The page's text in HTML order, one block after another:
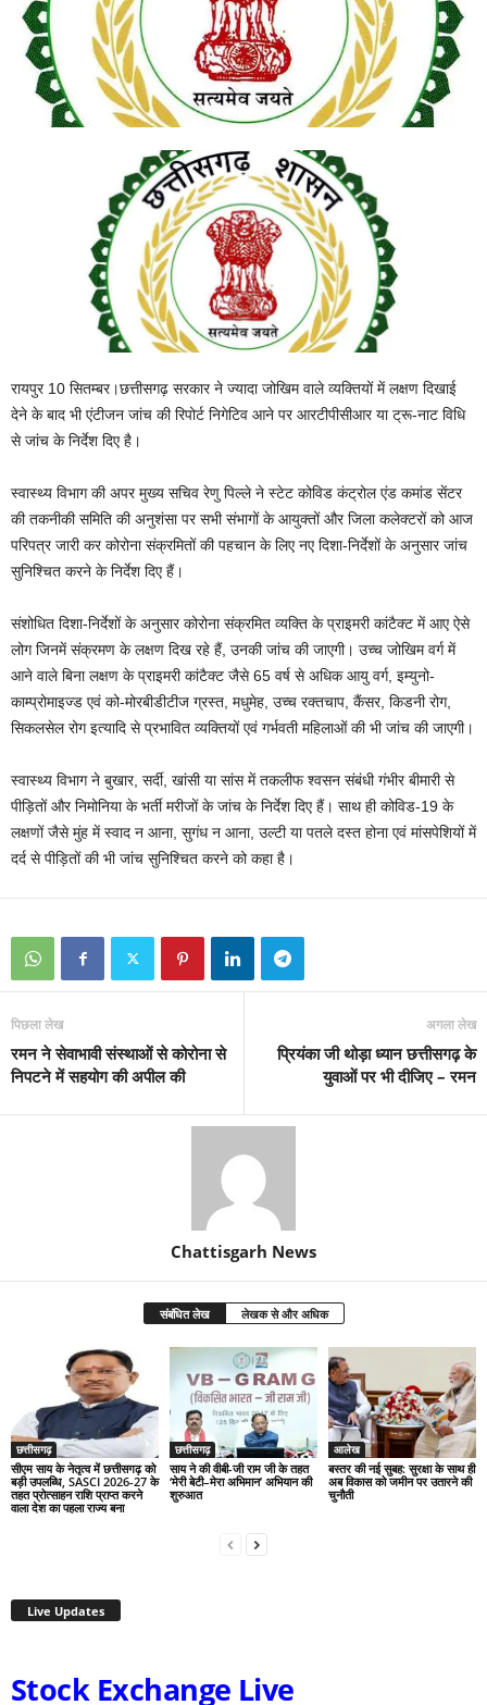
रायपुर 10 सितम्बर।छत्तीसगढ़ सरकार ने ज्यादा जोखिम वाले व्यक्तियों में लक्षण दिखाई
देने के बाद भी एंटीजन जांच की रिपोर्ट निगेटिव आने पर आरटीपीसीआर या ट्रू-नाट विधि
से जांच के निर्देश दिए है।
स्वास्थ्य विभाग की अपर मुख्य सचिव रेणु पिल्ले ने स्टेट कोविड कंट्रोल एंड कमांड सेंटर
की तकनीकी समिति की अनुशंसा पर सभी संभागों के आयुक्तों और जिला कलेक्टरों को आज
परिपत्र जारी कर कोरोना संक्रमितों की पहचान के लिए नए दिशा-निर्देशों के अनुसार जांच
सुनिश्चित करने के निर्देश दिए हैं।
संशोधित दिशा-निर्देशों के अनुसार कोरोना संक्रमित व्यक्ति के प्राइमरी कांटैक्ट में आए ऐसे
लोग जिनमें संक्रमण के लक्षण दिख रहे हैं, उनकी जांच की जाएगी। उच्च जोखिम वर्ग में
आने वाले बिना लक्षण के प्राइमरी कांटैक्ट जैसे 65 वर्ष से अधिक आयु वर्ग, इम्युनो-
काम्प्रोमाइज्ड एवं को-मोरबीडीटीज ग्रस्त, मधुमेह, उच्च रक्तचाप, कैंसर, किडनी रोग,
सिकलसेल रोग इत्यादि से प्रभावित व्यक्तियों एवं गर्भवती महिलाओं की भी जांच की जाएगी।
स्वास्थ्य विभाग ने बुखार, सर्दी, खांसी या सांस में तकलीफ श्वसन संबंधी गंभीर बीमारी से
पीड़ितों और निमोनिया के भर्ती मरीजों के जांच के निर्देश दिए हैं। साथ ही कोविड-19 के
लक्षणों जैसे मुंह में स्वाद न आना, सुगंध न आना, उल्टी या पतले दस्त होना एवं मांसपेशियों में
दर्द से पीड़ितों की भी जांच सुनिश्चित करने को कहा है।
पिछला लेख
रमन ने सेवाभावी संस्थाओं से कोरोना से
निपटने में सहयोग की अपील की
अगला लेख
प्रियंका जी थोड़ा ध्यान छत्तीसगढ़ के
युवाओं पर भी दीजिए – रमन
Chattisgarh News
संबंधित लेख लेखक से और अधिक
छत्तीसगढ़
सीएम साय के नेतृत्व में छत्तीसगढ़ को
बड़ी उपलब्धि, SASCI 2026-27 के
तहत प्रोत्साहन राशि प्राप्त करने
वाला देश का पहला राज्य बना
छत्तीसगढ़
साय ने की वीबी-जी राम जी के तहत
‘मेरी बेटी–मेरा अभिमान’ अभियान की
शुरुआत
आलेख
बस्तर की नई सुबह: सुरक्षा के साथ ही
अब विकास को जमीन पर उतारने की
चुनौती
Live Updates
Stock Exchange Live